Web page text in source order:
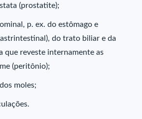
(prostatite);
p. ex. do estômago e
do trato biliar e da
que reveste internamente as
(peritônio);
moles;